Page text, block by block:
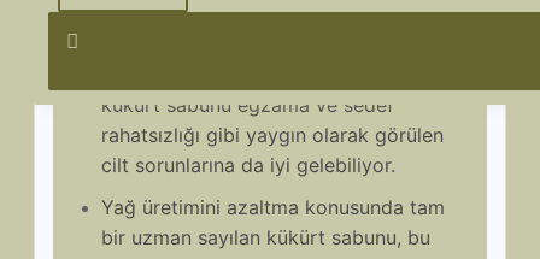
kükürt sabunu egzama ve sedef
rahatsızlığı gibi yaygın olarak görülen
cilt sorunlarına da iyi gelebiliyor.
Yağ üretimini azaltma konusunda tam
bir uzman sayılan kükürt sabunu, bu